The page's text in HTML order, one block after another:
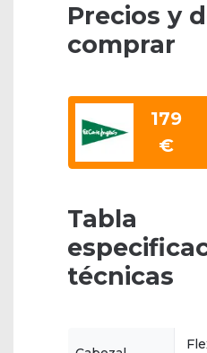
Precios y
comprar
179
€
Tabla
técnicas